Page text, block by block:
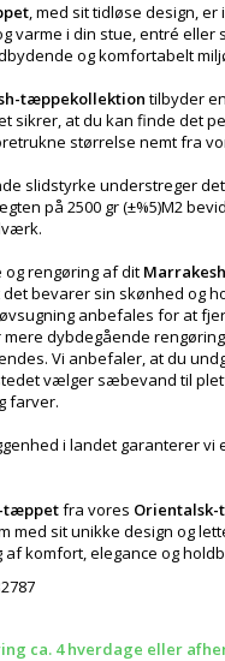
, med sit tidløse design,
varme i din stue, entré
og komfortabelt
tæppekollektion tilbyder
sikrer, at du kan finde det
størrelse nemt fra
slidstyrke understreger
på 2500 gr (±%5)M2
rengøring af dit
bevarer sin skønhed og
anbefales for at
mere dybdegående
Vi anbefaler, at du
vælger sæbevand til
farver.
i landet garanterer vi
tæppetfra vores
med sit unikke design og
komfort, elegance og
ca. 4 hverdage eller